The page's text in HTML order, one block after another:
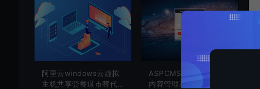
阿里云windows云虚拟
主机共享套餐退市替代
ASPCMS 开源企业网站
内容管理系统 UTF-8 v